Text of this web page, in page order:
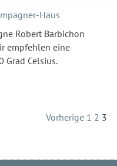
Haus
Robert Barbichon
empfehlen eine
Grad Celsius.
Vorherige 1 2 3